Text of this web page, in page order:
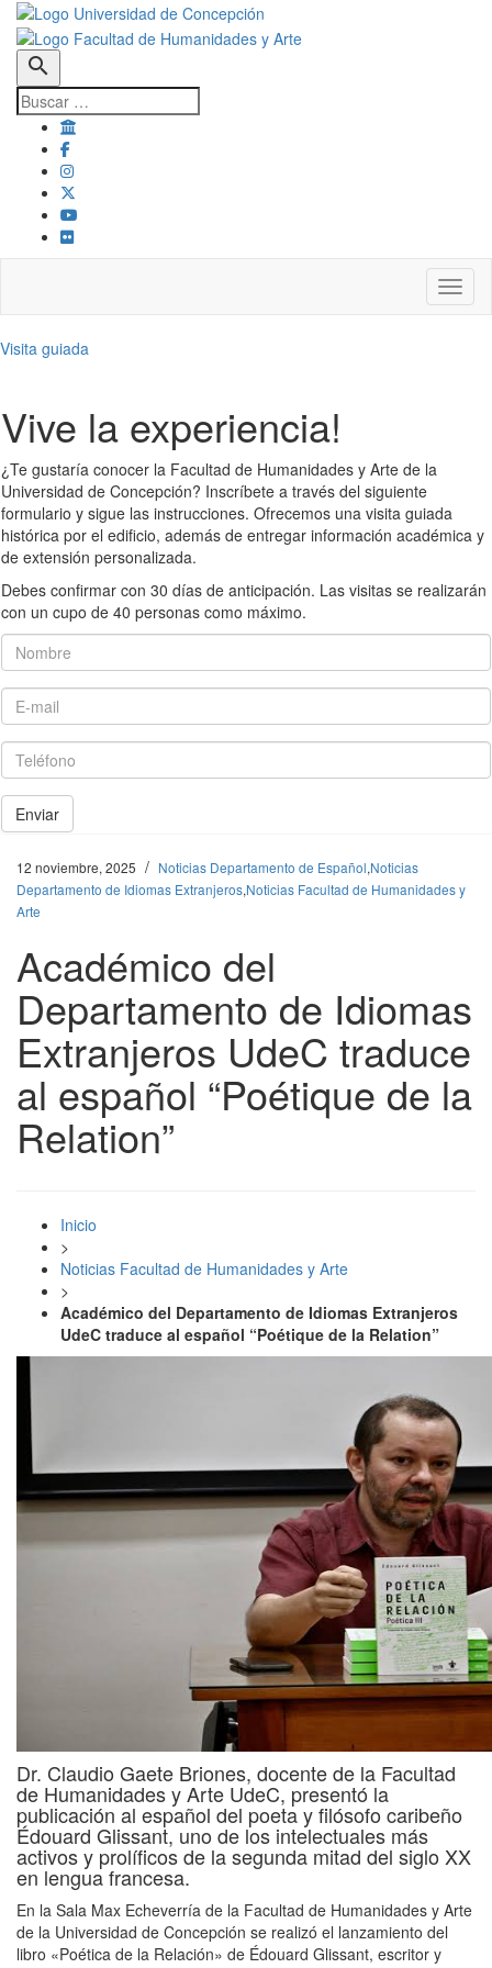
search
Visita guiada
Vive la experiencia!
¿Te gustaría conocer la Facultad de Humanidades y Arte de la
Universidad de Concepción? Inscríbete a través del siguiente
formulario y sigue las instrucciones. Ofrecemos una visita guiada
histórica por el edificio, además de entregar información académica y
de extensión personalizada.
Debes confirmar con 30 días de anticipación. Las visitas se realizarán
con un cupo de 40 personas como máximo.
Nombre
E-mail
Teléfono
Enviar
12 noviembre, 2025 / Noticias Departamento de Español,Noticias
Departamento de Idiomas Extranjeros,Noticias Facultad de Humanidades y
Arte
Académico del
Departamento de Idiomas
Extranjeros UdeC traduce
al español “Poétique de la
Relation”
Inicio
>
Noticias Facultad de Humanidades y Arte
>
Académico del Departamento de Idiomas Extranjeros
UdeC traduce al español “Poétique de la Relation”
Dr. Claudio Gaete Briones, docente de la Facultad
de Humanidades y Arte UdeC, presentó la
publicación al español del poeta y filósofo caribeño
Édouard Glissant, uno de los intelectuales más
activos y prolíficos de la segunda mitad del siglo XX
en lengua francesa.
En la Sala Max Echeverría de la Facultad de Humanidades y Arte
de la Universidad de Concepción se realizó el lanzamiento del
libro «Poética de la Relación» de Édouard Glissant, escritor y